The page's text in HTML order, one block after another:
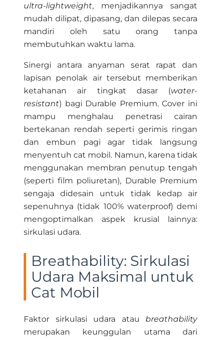
ultra-lightweight, menjadikannya sangat
mudah dilipat, dipasang, dan dilepas secara
mandiri oleh satu orang tanpa
membutuhkan waktu lama.
Sinergi antara anyaman serat rapat dan
lapisan penolak air tersebut memberikan
ketahanan air tingkat dasar (water-
resistant) bagi Durable Premium. Cover ini
mampu menghalau penetrasi cairan
bertekanan rendah seperti gerimis ringan
dan embun pagi agar tidak langsung
menyentuh cat mobil. Namun, karena tidak
menggunakan membran penutup tengah
(seperti film poliuretan), Durable Premium
sengaja didesain untuk tidak kedap air
sepenuhnya (tidak 100% waterproof) demi
mengoptimalkan aspek krusial lainnya:
sirkulasi udara.
Breathability: Sirkulasi
Udara Maksimal untuk
Cat Mobil
Faktor sirkulasi udara atau breathability
merupakan keunggulan utama dari